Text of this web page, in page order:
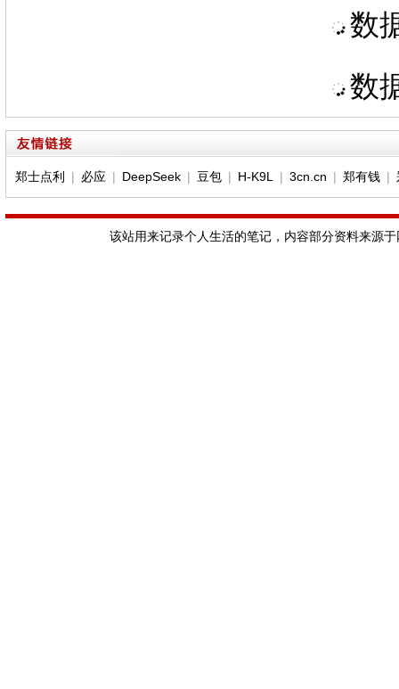
数
数
郑士点利 | 必应 | DeepSeek| 豆包| H-K9L | 3cn.cn | 郑有钱|
该站用来记录个人生活的笔记，内容部分资料来源